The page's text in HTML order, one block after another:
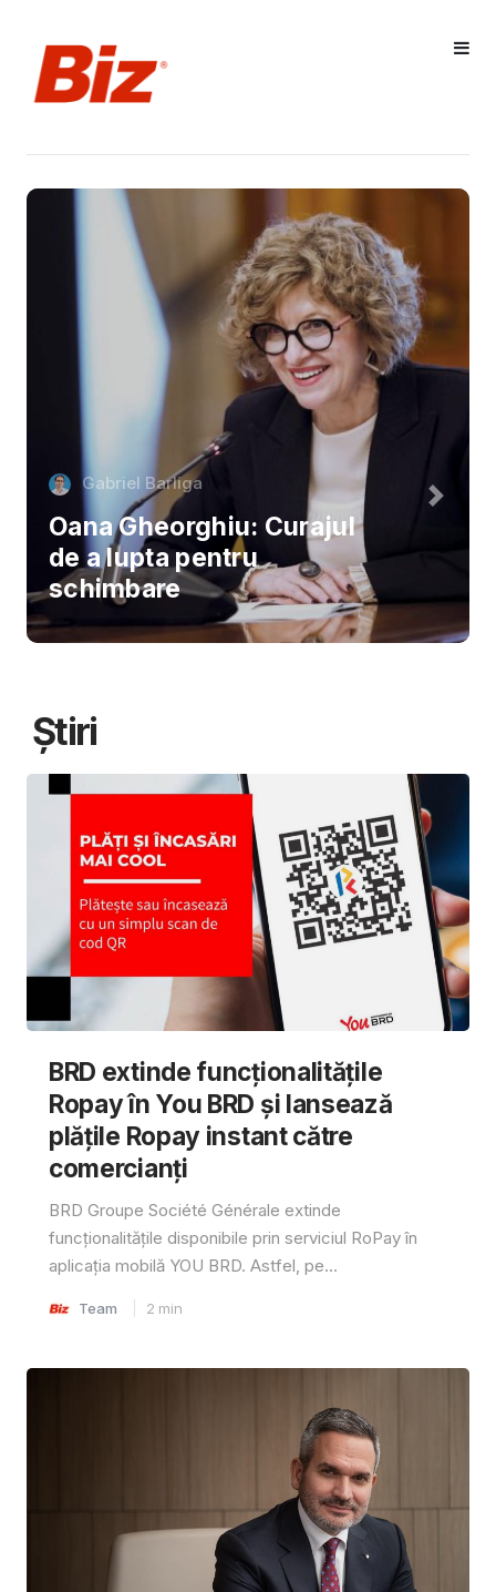
Gabriel Barliga
Oana Gheorghiu: Curajul
de a lupta pentru
schimbare
Știri
BRD extinde funcționalitățile
Ropay în You BRD și lansează
plățile Ropay instant către
comercianți
BRD Groupe Société Générale extinde
funcționalitățile disponibile prin serviciul RoPay în
aplicația mobilă YOU BRD. Astfel, pe...
Team 2 min